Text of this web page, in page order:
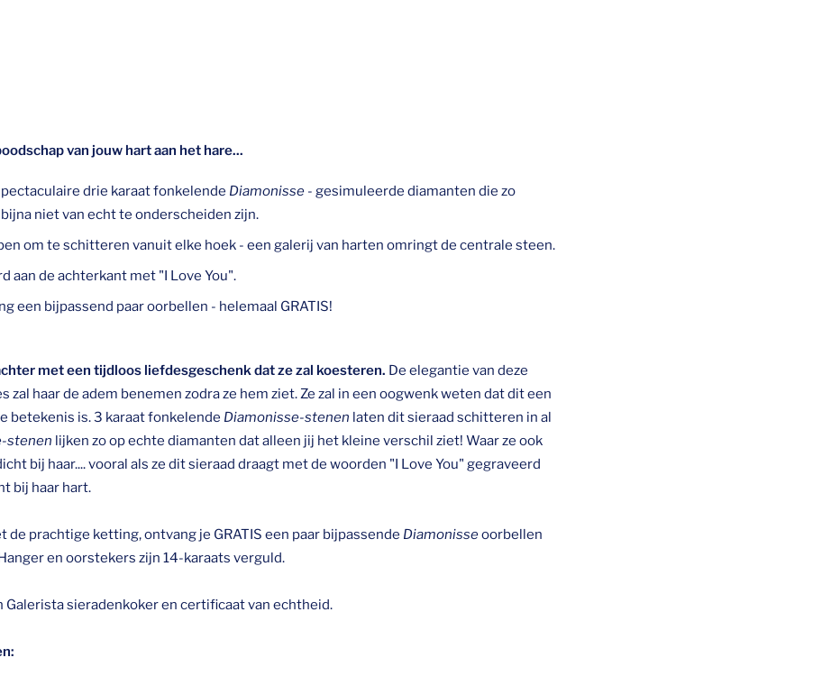
van jouw hart aan het hare...
drie karaat fonkelende Diamonisse - gesimuleerde diamanten die zo
niet van echt te onderscheiden zijn.
om te schitteren vanuit elke hoek - een galerij van harten omringt de centrale steen.
aan de achterkant met "I Love You".
een bijpassend paar oorbellen - helemaal GRATIS!
met een tijdloos liefdesgeschenk dat ze zal koesteren. De elegantie van deze
zal haar de adem benemen zodra ze hem ziet. Ze zal in een oogwenk weten dat dit een
betekenis is. 3 karaat fonkelende Diamonisse-stenen laten dit sieraad schitteren in al
stenen lijken zo op echte diamanten dat alleen jij het kleine verschil ziet! Waar ze ook
bij haar.... vooral als ze dit sieraad draagt met de woorden "I Love You" gegraveerd
bij haar hart.
de prachtige ketting, ontvang je GRATIS een paar bijpassende Diamonisseoorbellen
en oorstekers zijn 14-karaats verguld.
sieradenkoker en certificaat van echtheid.